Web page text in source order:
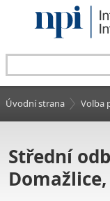
Úvodní strana Volba
Střední